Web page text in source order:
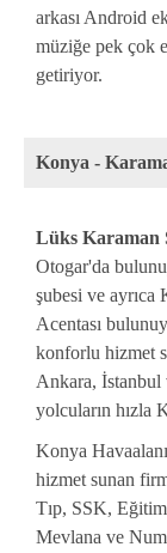
arkası Android
müziğe pek çok
getiriyor.
Konya -
Lüks Karaman
Otogar'da
şubesi ve
Acentası
konforlu hizmet
Ankara, İstanbul
yolcuların hızla
Konya
hizmet sunan
Tıp, SSK,
Mevlana ve